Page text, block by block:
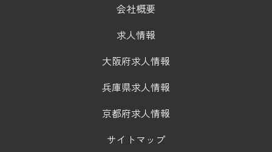
会社概要
求人情報
大阪府求人情報
兵庫県求人情報
京都府求人情報
サイトマップ